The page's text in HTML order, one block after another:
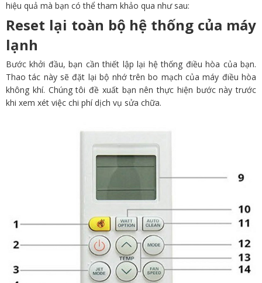
hiệu quả mà bạn có thể tham khảo qua như sau:
Reset lại toàn bộ hệ thống của máy
lạnh
Bước khởi đầu, bạn cần thiết lập lại hệ thống điều hòa của bạn.
Thao tác này sẽ đặt lại bộ nhớ trên bo mạch của máy điều hòa
không khí. Chúng tôi đề xuất bạn nên thực hiện bước này trước
khi xem xét việc chi phí dịch vụ sửa chữa.